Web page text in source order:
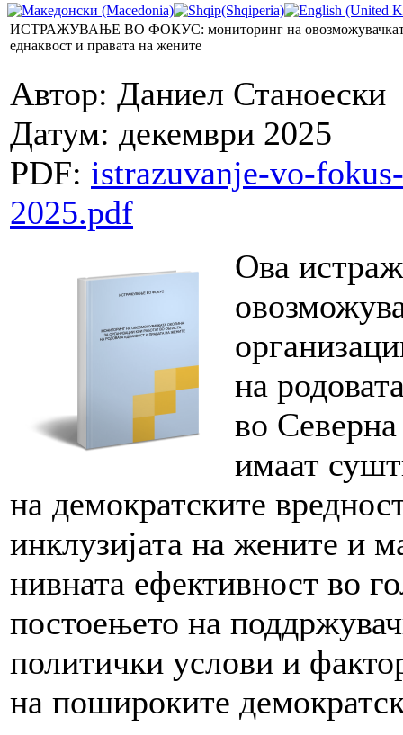
ИСТРАЖУВАЊЕ ВО ФОКУС: мониторинг на овозможувачката
еднаквост и правата на жените
Автор: Даниел Станоески
Датум: декември 2025
PDF: istrazuvanje-vo-
2025.pdf
Ова
на
во
имаат
на демократските
инклузијата на жените и
нивната ефективност во
постоењето на
политички услови и
на пошироките